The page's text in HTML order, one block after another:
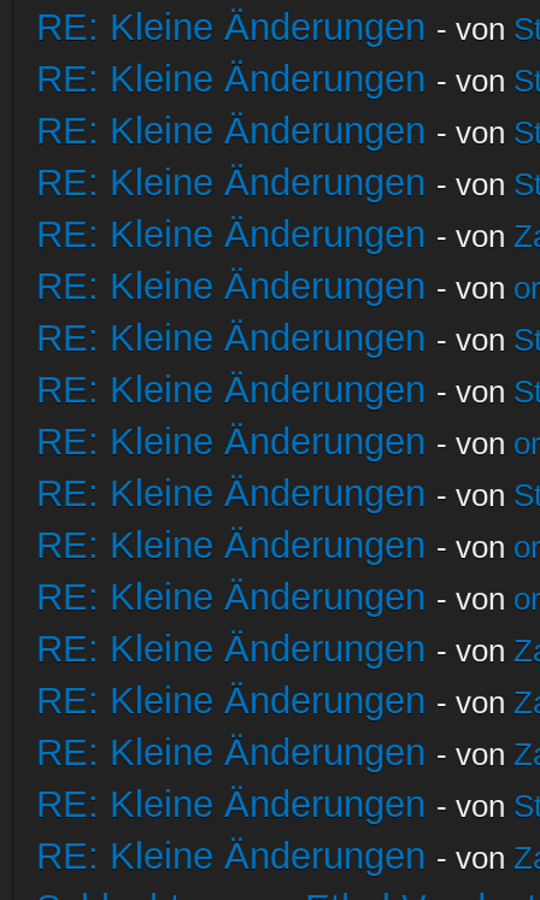
RE: Kleine Änderungen - von
RE: Kleine Änderungen - von
RE: Kleine Änderungen - von
RE: Kleine Änderungen - von
RE: Kleine Änderungen - von
RE: Kleine Änderungen - von
RE: Kleine Änderungen - von
RE: Kleine Änderungen - von
RE: Kleine Änderungen - von
RE: Kleine Änderungen - von
RE: Kleine Änderungen - von
RE: Kleine Änderungen - von
RE: Kleine Änderungen - von
RE: Kleine Änderungen - von
RE: Kleine Änderungen - von
RE: Kleine Änderungen - von
RE: Kleine Änderungen - von